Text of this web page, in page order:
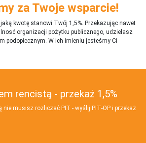
za Twoje wsparcie!
kwotę stanowi Twój 1,5%. Przekazując nawet
organizacji pożytku publicznego, udzielasz
podopiecznym. W ich imieniu jesteśmy Ci
rencistą - przekaż 1,5%
nie musisz rozliczać PIT - wyślij PIT‑OP i przekaż